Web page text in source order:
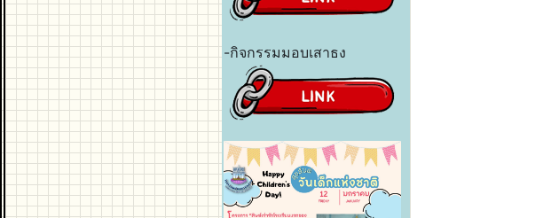
-กิจกรรมมอบเสาธง